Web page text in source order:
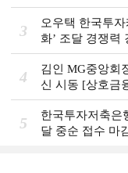
예금금리-8월 1
3
오우택 한국투
화ʼ 조달 경쟁력
(12)]
4
김인 MG중앙회
신 시동 [상호금
5
한국투자저축은
달 중순 접수 마